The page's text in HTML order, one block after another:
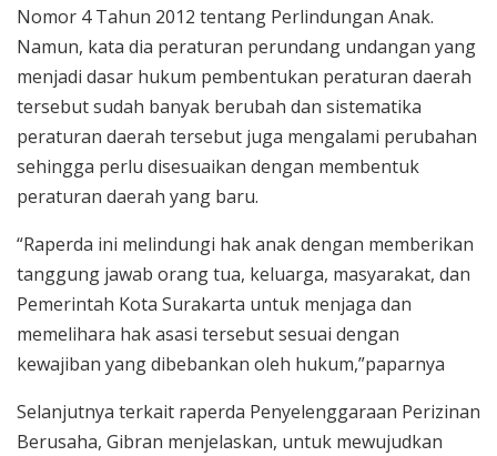
Nomor 4 Tahun 2012 tentang Perlindungan Anak.
Namun, kata dia peraturan perundang undangan yang
menjadi dasar hukum pembentukan peraturan daerah
tersebut sudah banyak berubah dan sistematika
peraturan daerah tersebut juga mengalami perubahan
sehingga perlu disesuaikan dengan membentuk
peraturan daerah yang baru.
“Raperda ini melindungi hak anak dengan memberikan
tanggung jawab orang tua, keluarga, masyarakat, dan
Pemerintah Kota Surakarta untuk menjaga dan
memelihara hak asasi tersebut sesuai dengan
kewajiban yang dibebankan oleh hukum,”paparnya
Selanjutnya terkait raperda Penyelenggaraan Perizinan
Berusaha, Gibran menjelaskan, untuk mewujudkan